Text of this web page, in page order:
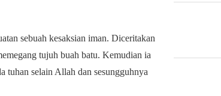
sebuah kesaksian iman. Diceritakan
tujuh buah batu. Kemudian ia
tuhan selain Allah dan sesungguhnya